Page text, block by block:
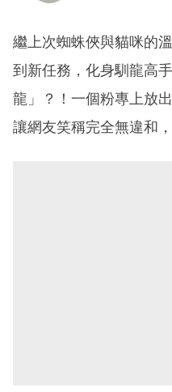
繼上次蜘蛛俠與貓咪的
到新任務，化身馴龍高
龍」？！一個粉專上放
讓網友笑稱完全無違和